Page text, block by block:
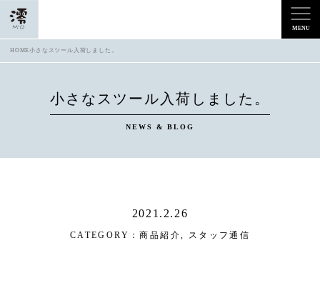
HOME小さなスツール入荷しました。
小さなスツール入荷しました。
NEWS & BLOG
2021.2.26
CATEGORY：商品紹介, スタッフ通信